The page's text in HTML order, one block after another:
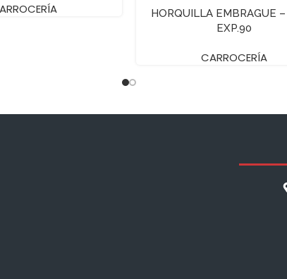
HORQUILLA EMBRAGUE
EXP.90
CARROCERÍA